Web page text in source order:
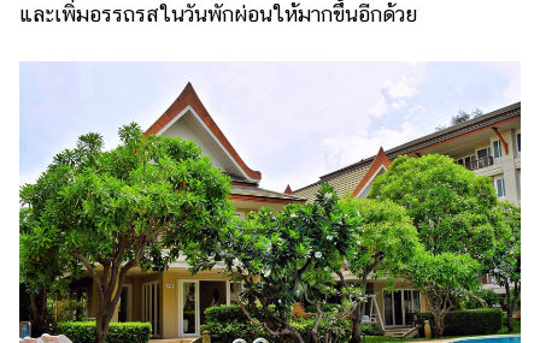
และเพิ่มอรรถรสในวันพักผ่อนให้มากขึ้นอีกด้วย